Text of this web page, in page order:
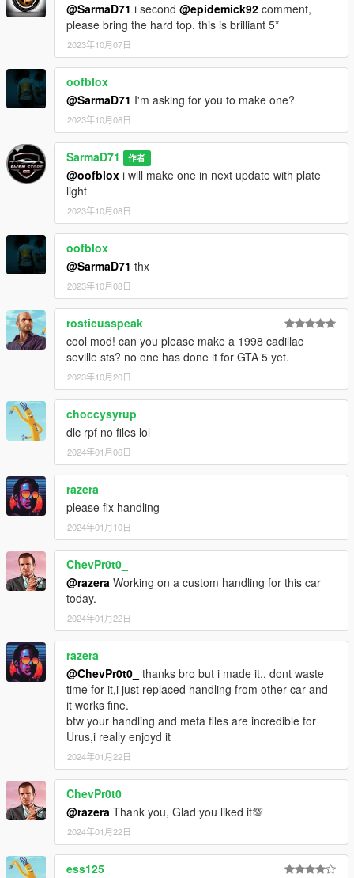
@SarmaD71 i second @epidemick92 comment,
please bring the hard top. this is brilliant 5*
2023年10月07日
oofblox
@SarmaD71 I'm asking for you to make one?
2023年10月08日
SarmaD71 作者
@oofblox i will make one in next update with plate
light
2023年10月08日
oofblox
@SarmaD71 thx
2023年10月08日
rosticusspeak
cool mod! can you please make a 1998 cadillac
seville sts? no one has done it for GTA 5 yet.
2023年10月20日
choccysyrup
dlc rpf no files lol
2024年01月06日
razera
please fix handling
2024年01月10日
ChevPr0t0_
@razera Working on a custom handling for this car
today.
2024年01月22日
razera
@ChevPr0t0_ thanks bro but i made it.. dont waste
time for it,i just replaced handling from other car and
it works fine.
btw your handling and meta files are incredible for
Urus,i really enjoyd it
2024年01月22日
ChevPr0t0_
@razera Thank you, Glad you liked it💯
2024年01月22日
ess125